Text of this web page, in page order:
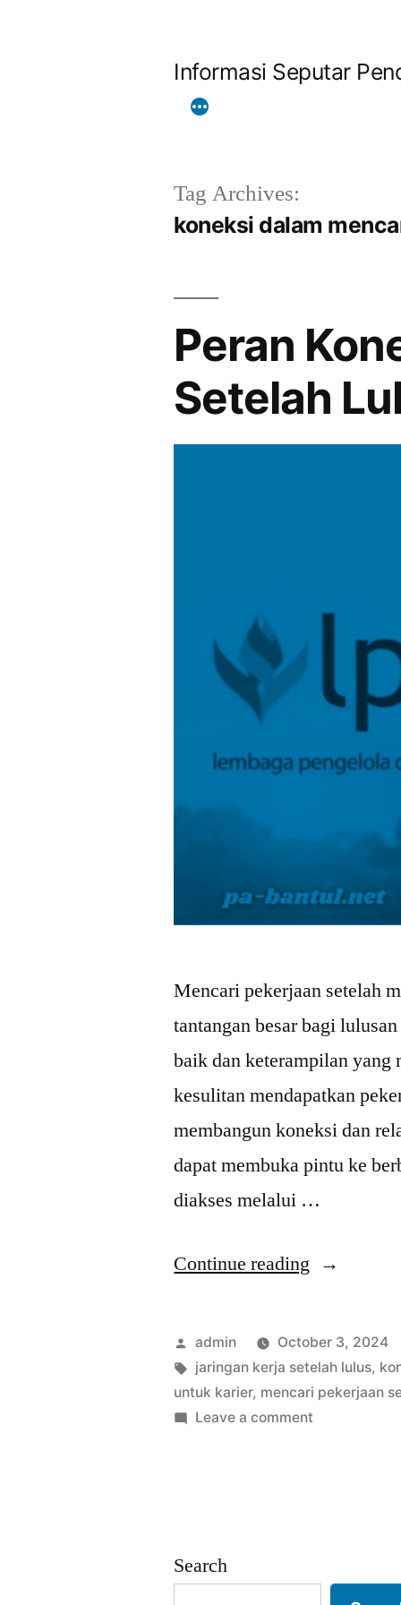
Informasi Seputar
Tag Archives:
koneksi dalam
Peran
Setelah
Mencari pekerjaan setelah
tantangan besar bagi
baik dan keterampilan yang
kesulitan mendapatkan
membangun koneksi dan
dapat membuka pintu ke
diakses melalui …
Continue reading “Peran
dalam
Mencari
Pekerjaan
Posted
by
admin October 3, 2024
Tags:
jaringan kerja setelah lulus,
untuk karier, mencari pekerjaan
Leave a comment
Lulus
Search